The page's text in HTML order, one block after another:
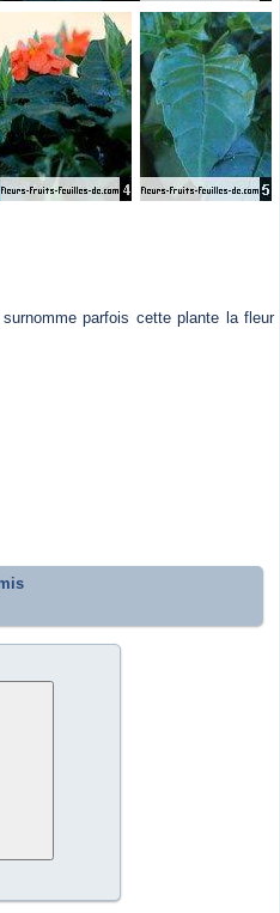
parfois cette plante la fleur